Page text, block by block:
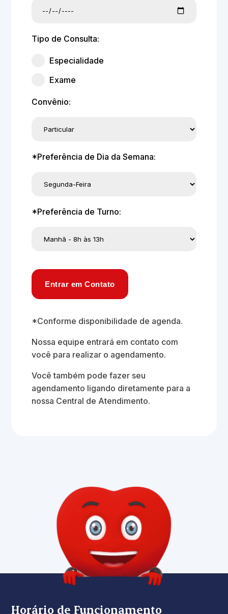
Tipo de Consulta:
Especialidade
Exame
Convênio:
*Preferência de Dia da Semana:
*Preferência de Turno:
Entrar em Contato
*Conforme disponibilidade de agenda.
Nossa equipe entrará em contato com
você para realizar o agendamento.
Você também pode fazer seu
agendamento ligando diretamente para a
nossa Central de Atendimento.
Horário de Funcionamento